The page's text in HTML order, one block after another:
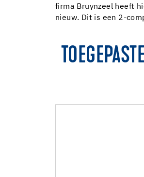
firma Bruynzeel heeft
nieuw. Dit is een 2-